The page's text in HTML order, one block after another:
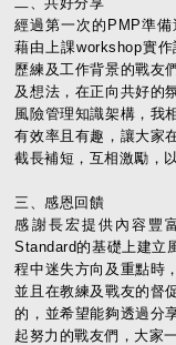
經過第一次的PMP準備
藉由上課workshop實
歷練及工作背景的戰友
及想法，在正向共好的
風險管理知識架構，我
有效率且有趣，讓大家
截長補短，互相激勵，
三、感恩回饋
感謝長宏提供內容豐
Standard的基礎上建立
程中迷失方向及重點時
並且在教練及戰友的督
的，並希望能夠透過分
起努力的戰友們，大家